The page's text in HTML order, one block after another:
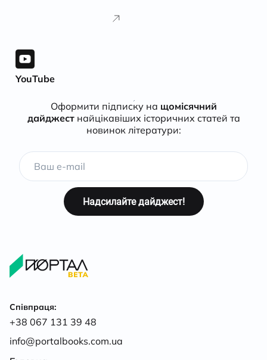
YouTube
Оформити підписку на щомісячний
дайджестнайцікавіших історичних статей та
новинок літератури:
Співпраця:
+38 067 131 39 48
info@portalbooks.com.ua